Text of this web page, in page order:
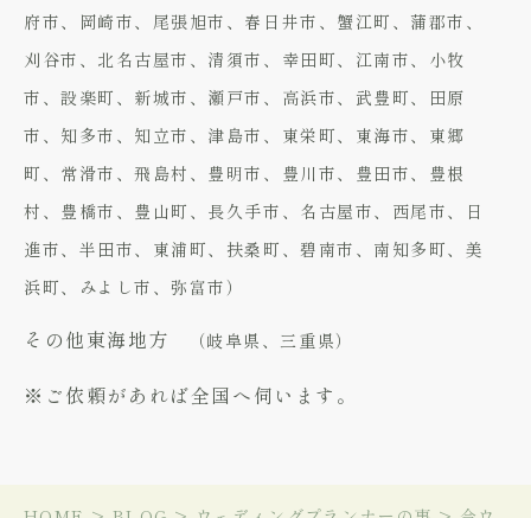
府市、岡崎市、尾張旭市、春日井市、蟹江町、蒲郡市、
刈谷市、北名古屋市、清須市、幸田町、江南市、小牧
市、設楽町、新城市、瀬戸市、高浜市、武豊町、田原
市、知多市、知立市、津島市、東栄町、東海市、東郷
町、常滑市、飛島村、豊明市、豊川市、豊田市、豊根
村、豊橋市、豊山町、長久手市、名古屋市、西尾市、日
進市、半田市、東浦町、扶桑町、碧南市、南知多町、美
浜町、みよし市、弥富市）
その他東海地方 （岐阜県、三重県）
※ご依頼があれば全国へ伺います。